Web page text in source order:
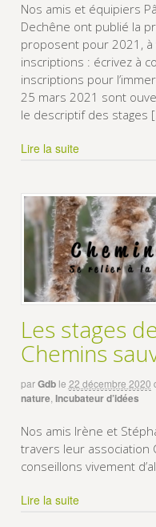
Nos amis et équipiers
Dechêne ont publié la
proposent pour 2021,
inscriptions : écrivez à
inscriptions pour
25 mars 2021 sont
le descriptif des stages
Lire la suite
Les stages
Chemins
parGdb le 22 décembre 2020
nature, Incubateur d’idées
Nos amis Irène et
travers leur association
conseillons vivement
Lire la suite